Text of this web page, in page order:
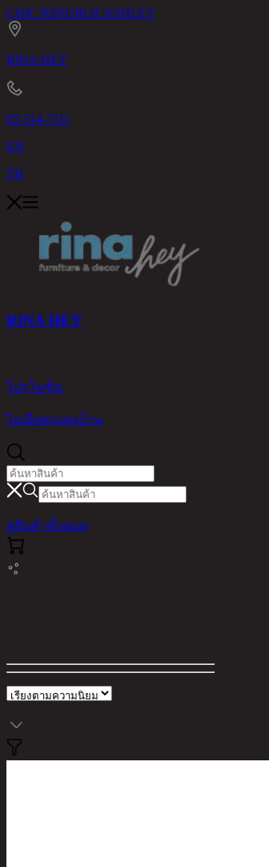
CHIC REPUBLICASHLEY
RINA HEY
02-514-7111
EN
TH
RINA HEY
โปรโมชัน
ไอเดียตกแต่งบ้าน
ดูสินค้าทั้งหมด